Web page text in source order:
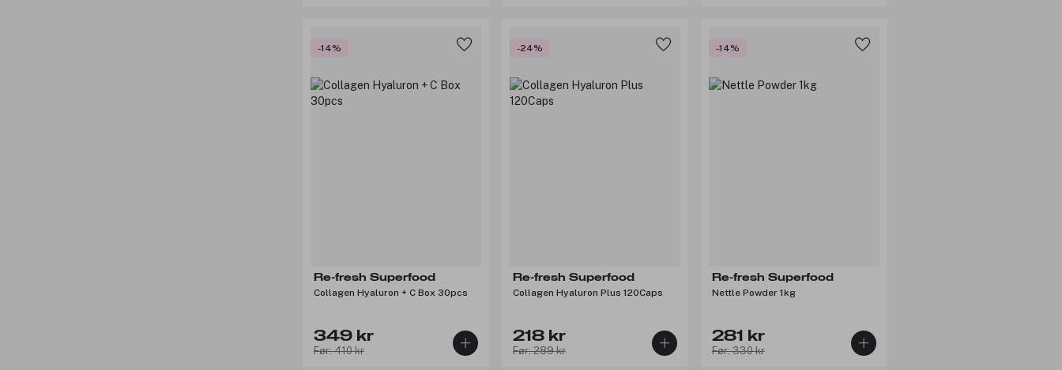
-14%
Re-fresh Superfood
Collagen Hyaluron + C Box 30pcs
349 kr
Før: 410 kr
-24%
Re-fresh Superfood
Collagen Hyaluron Plus 120Caps
218 kr
Før: 289 kr
-14%
Re-fresh Superfood
Nettle Powder 1kg
281 kr
Før: 330 kr